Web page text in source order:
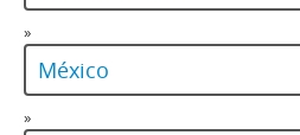
»
México
»